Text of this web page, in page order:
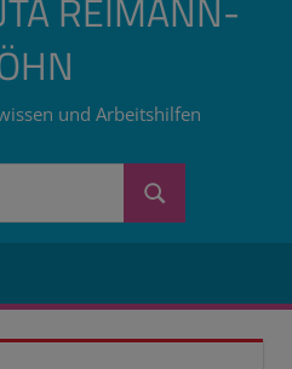
REIMANN-
und Arbeitshilfen
Suchen